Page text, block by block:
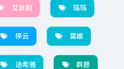
艾丝妲 瑶瑶
停云 莫娜
迪希雅 群愿